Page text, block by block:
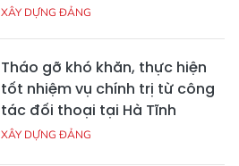
XÂY DỰNG ĐẢNG
Tháo gỡ khó khăn, thực hiện
tốt nhiệm vụ chính trị từ công
tác đối thoại tại Hà Tĩnh
XÂY DỰNG ĐẢNG